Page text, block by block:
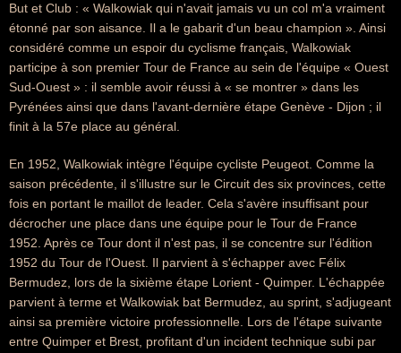
But et Club : « Walkowiak qui n'avait jamais vu un col m'a vraiment
étonné par son aisance. Il a le gabarit d'un beau champion ». Ainsi
considéré comme un espoir du cyclisme français, Walkowiak
participe à son premier Tour de France au sein de l'équipe « Ouest
Sud-Ouest » : il semble avoir réussi à « se montrer » dans les
Pyrénées ainsi que dans l'avant-dernière étape Genève - Dijon ; il
finit à la 57e place au général.
En 1952, Walkowiak intègre l'équipe cycliste Peugeot. Comme la
saison précédente, il s'illustre sur le Circuit des six provinces, cette
fois en portant le maillot de leader. Cela s'avère insuffisant pour
décrocher une place dans une équipe pour le Tour de France
1952. Après ce Tour dont il n'est pas, il se concentre sur l'édition
1952 du Tour de l'Ouest. Il parvient à s'échapper avec Félix
Bermudez, lors de la sixième étape Lorient - Quimper. L'échappée
parvient à terme et Walkowiak bat Bermudez, au sprint, s'adjugeant
ainsi sa première victoire professionnelle. Lors de l'étape suivante
entre Quimper et Brest, profitant d'un incident technique subi par